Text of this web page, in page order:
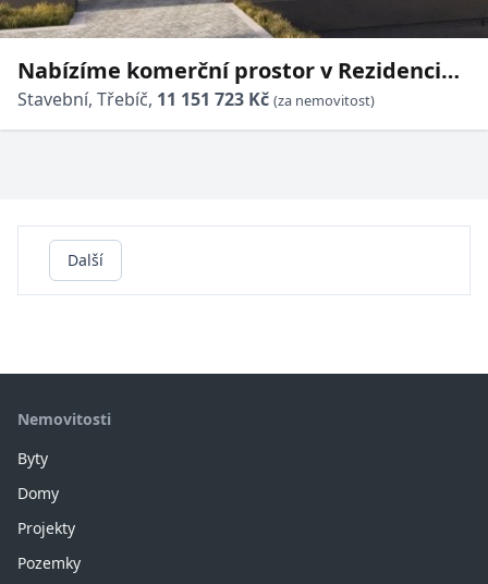
Nabízíme komerční prostor v Rezidenci
Okrajová Horka-Domky Třebíč
Stavební, Třebíč, 11 151 723 Kč (za nemovitost)
Další
Nemovitosti
Byty
Domy
Projekty
Pozemky